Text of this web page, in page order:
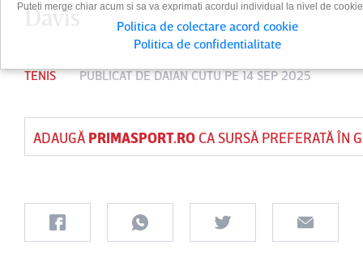
Davis
TENIS PUBLICAT DEDAIAN CUTUPE 14 SEP 2025
ADAUGĂ PRIMASPORT.ROCA SURSĂ PREFERATĂ ÎN
Puteti merge chiar acum si sa va exprimati acordul individual la nivel de
Politica de colectare acord cookie
Politica de confidentialitate